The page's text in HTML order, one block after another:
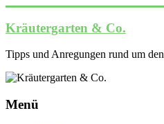
Inhalt
springen
Kräutergarten & Co.
Tipps und Anregungen rund um
Menü